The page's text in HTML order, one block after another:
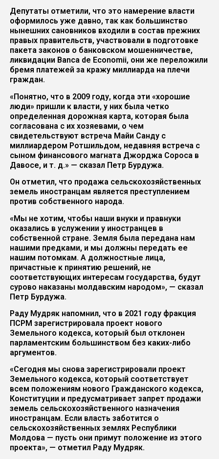
Депутаты отметили, что это намерение власти
оформилось уже давно, так как большинство
нынешних сановников входили в состав прежних
правых правительств, участвовали в подготовке
пакета законов о банковском мошенничестве,
ликвидации Banca de Economii, они же переложили
бремя платежей за кражу миллиарда на плечи
граждан.
«Понятно, что в 2009 году, когда эти «хорошие
люди» пришли к власти, у них была четко
определенная дорожная карта, которая была
согласована с их хозяевами, о чем
свидетельствуют встреча Майи Санду с
миллиардером Ротшильдом, недавняя встреча с
сыном финансового магната Джорджа Сороса в
Давосе, и т. д.» — сказал Петр Бурдужа.
Он отметил, что продажа сельскохозяйственных
земель иностранцам является преступлением
против собственного народа.
«Мы не хотим, чтобы наши внуки и правнуки
оказались в услужении у иностранцев в
собственной стране. Земля была передана нам
нашими предками, и мы должны передать ее
нашим потомкам. А должностные лица,
причастные к принятию решений, не
соответствующих интересам государства, будут
сурово наказаны молдавским народом», — сказал
Петр Бурдужа.
Раду Мудряк напомнил, что в 2021 году фракция
ПСРМ зарегистрировала проект нового
Земельного кодекса, который был отклонен
парламентским большинством без каких-либо
аргументов.
«Сегодня мы снова зарегистрировали проект
Земельного кодекса, который соответствует
всем положениям нового Гражданского кодекса,
Конституции и предусматривает запрет продажи
земель сельскохозяйственного назначения
иностранцам. Если власть заботится о
сельскохозяйственных землях Республики
Молдова — пусть они примут положение из этого
проекта», — отметил Раду Мудряк.